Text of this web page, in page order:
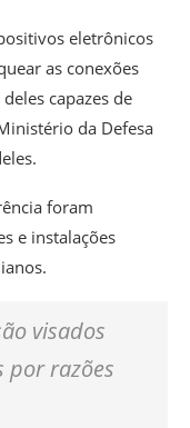
eletrônicos
as conexões
capazes de
da Defesa
foram
e instalações
visados
por razões